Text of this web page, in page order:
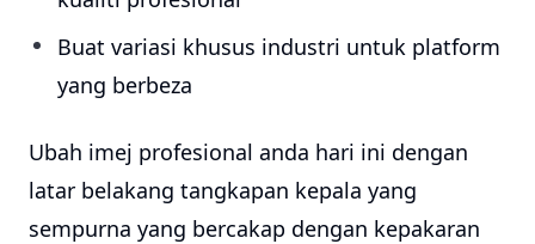
Buat variasi khusus industri untuk platform
yang berbeza
Ubah imej profesional anda hari ini dengan
latar belakang tangkapan kepala yang
sempurna yang bercakap dengan kepakaran